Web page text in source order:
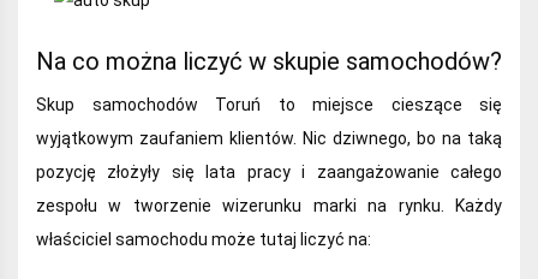
Na co można liczyć w skupie samochodów?
Skup samochodów Toruń to miejsce cieszące się
wyjątkowym zaufaniem klientów. Nic dziwnego, bo na taką
pozycję złożyły się lata pracy i zaangażowanie całego
zespołu w tworzenie wizerunku marki na rynku. Każdy
właściciel samochodu może tutaj liczyć na: